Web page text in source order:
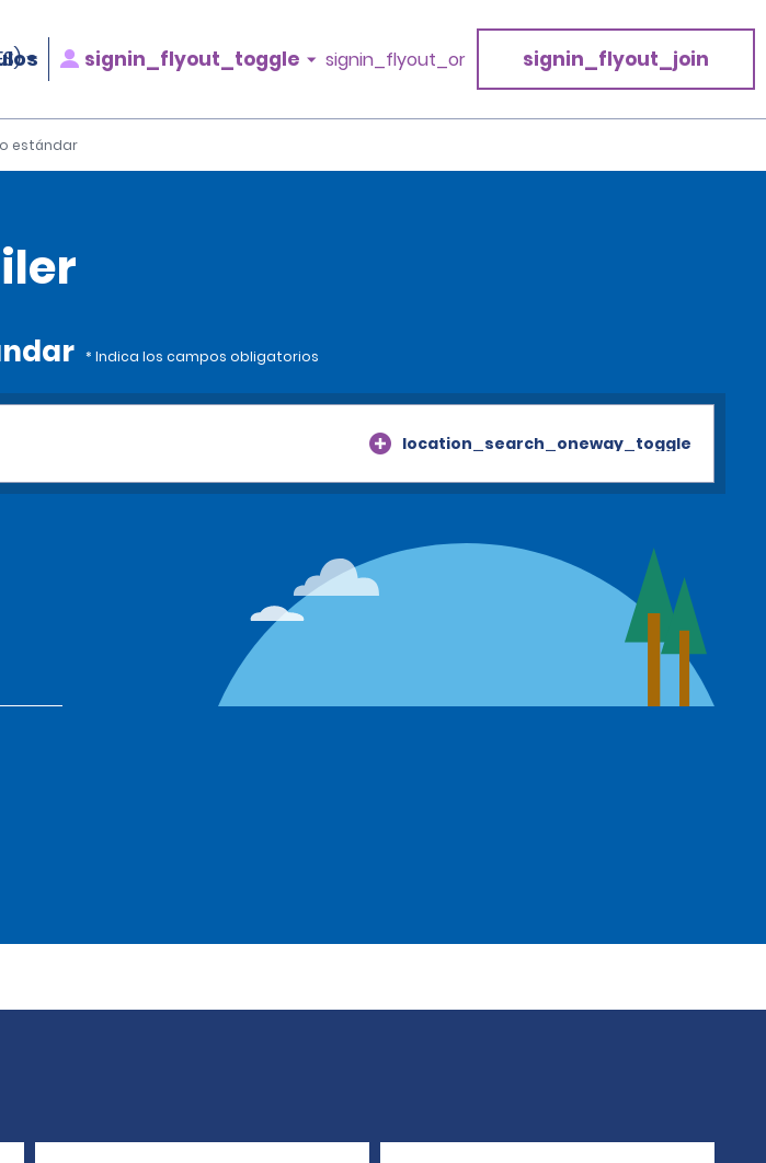
signin_flyout_toggle signin_flyout_or signin_flyout_join
estándar
* Indica los campos obligatorios
location_search_oneway_toggle